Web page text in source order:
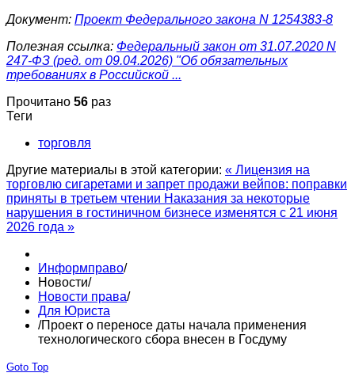
Документ: Проект Федерального закона N 1254383-8
Полезная ссылка: Федеральный закон от 31.07.2020 N
247-ФЗ (ред. от 09.04.2026) "Об обязательных
требованиях в Российской ...
Прочитано 56 раз
Теги
торговля
Другие материалы в этой категории: « Лицензия на
торговлю сигаретами и запрет продажи вейпов: поправки
приняты в третьем чтении Наказания за некоторые
нарушения в гостиничном бизнесе изменятся с 21 июня
2026 года »
Информправо/
Новости/
Новости права/
Для Юриста
/Проект о переносе даты начала применения
технологического сбора внесен в Госдуму
Goto Top